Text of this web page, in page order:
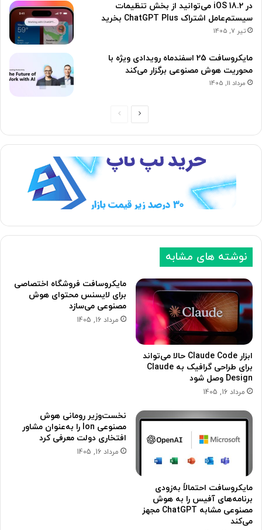
در iOS 18.2 می‌توانید از بخش تنظیمات
سیستم‌عامل اشتراک ChatGPT Plus بخرید
تیر 7, 1405
مایکروسافت 25 اسفندماه رویدادی ویژه با
محوریت هوش مصنوعی برگزار می‌کند
مرداد 11, 1405
ح
ه
ی
ح
ه
ی
نوشته های مشابه
ابزار Claude Code حالا می‌تواند
برای طراحی گرافیک به Claude
Design وصل شود
مرداد 16, 1405
مایکروسافت فروشگاه اختصاصی
برای لایسنس محتوای هوش
مصنوعی می‌سازد
مرداد 16, 1405
مایکروسافت احتمالاً به‌زودی
برنامه‌های آفیس را به هوش
مصنوعی مشابه ChatGPT مجهز
می‌کند
نخست‌وزیر رومانی هوش
مصنوعی Ion را به‌عنوان مشاور
افتخاری دولت معرفی کرد
مرداد 16, 1405